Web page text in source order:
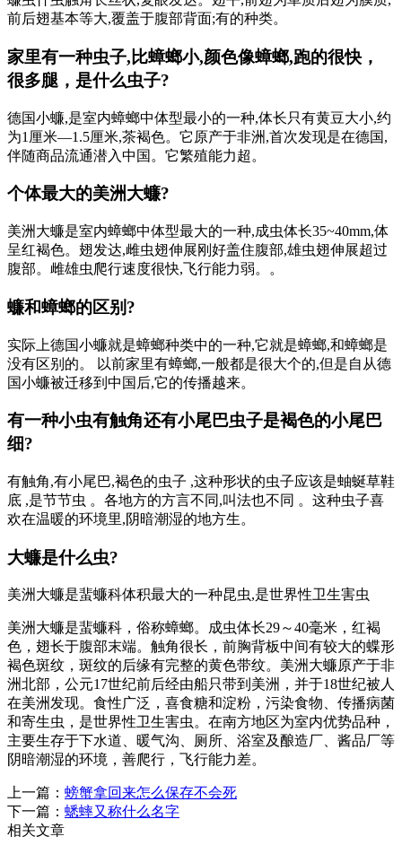
前后翅基本等大,覆盖于腹部背面;有的种类。
家里有一种虫子,比蟑螂小,颜色像蟑螂,跑的很快，
很多腿，是什么虫子?
德国小蠊,是室内蟑螂中体型最小的一种,体长只有黄豆大小,约
为1厘米—1.5厘米,茶褐色。它原产于非洲,首次发现是在德国,
伴随商品流通潜入中国。它繁殖能力超。
个体最大的美洲大蠊?
美洲大蠊是室内蟑螂中体型最大的一种,成虫体长35~40mm,体
呈红褐色。翅发达,雌虫翅伸展刚好盖住腹部,雄虫翅伸展超过
腹部。雌雄虫爬行速度很快,飞行能力弱。。
蠊和蟑螂的区别?
实际上德国小蠊就是蟑螂种类中的一种,它就是蟑螂,和蟑螂是
没有区别的。 以前家里有蟑螂,一般都是很大个的,但是自从德
国小蠊被迁移到中国后,它的传播越来。
有一种小虫有触角还有小尾巴虫子是褐色的小尾巴
细?
有触角,有小尾巴,褐色的虫子 ,这种形状的虫子应该是蚰蜒草鞋
底 ,是节节虫 。各地方的方言不同,叫法也不同 。这种虫子喜
欢在温暖的环境里,阴暗潮湿的地方生。
大蠊是什么虫?
美洲大蠊是蜚蠊科体积最大的一种昆虫,是世界性卫生害虫
美洲大蠊是蜚蠊科，俗称蟑螂。成虫体长29～40毫米，红褐
色，翅长于腹部末端。触角很长，前胸背板中间有较大的蝶形
褐色斑纹，斑纹的后缘有完整的黄色带纹。美洲大蠊原产于非
洲北部，公元17世纪前后经由船只带到美洲，并于18世纪被人
在美洲发现。食性广泛，喜食糖和淀粉，污染食物、传播病菌
和寄生虫，是世界性卫生害虫。在南方地区为室内优势品种，
主要生存于下水道、暖气沟、厕所、浴室及酿造厂、酱品厂等
阴暗潮湿的环境，善爬行，飞行能力差。
上一篇： 螃蟹拿回来怎么保存不会死
下一篇： 蟋蟀又称什么名字
相关文章